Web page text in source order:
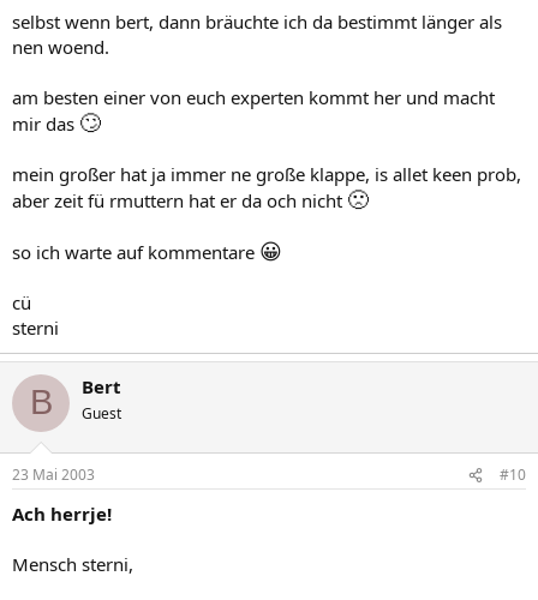
selbst wenn bert, dann bräuchte ich da bestimmt länger als
nen woend.
am besten einer von euch experten kommt her und macht
mir das 🙄
mein großer hat ja immer ne große klappe, is allet keen prob,
aber zeit fü rmuttern hat er da och nicht 🙁
so ich warte auf kommentare 😀
cü
sterni
B Bert
Guest
23 Mai 2003 #10
Ach herrje!
Mensch sterni,